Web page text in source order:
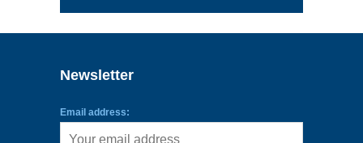
Newsletter
Email address: